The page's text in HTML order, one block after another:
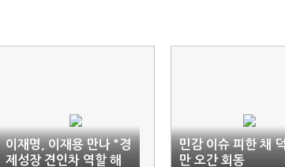
이재명, 이재용 만나 "경
제성장 견인차 역할 해
민감 이슈 피한 채
만 오간 회동